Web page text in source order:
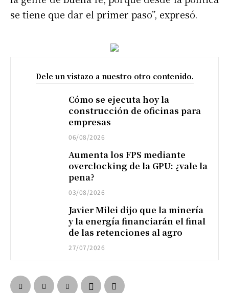
se tiene que dar el primer paso”, expresó.
Dele un vistazo a nuestro otro contenido.
Cómo se ejecuta hoy la
construcción de oficinas para
empresas
06/08/2026
Aumenta los FPS mediante
overclocking de la GPU: ¿vale la
pena?
03/08/2026
Javier Milei dijo que la minería
y la energía financiarán el final
de las retenciones al agro
27/07/2026